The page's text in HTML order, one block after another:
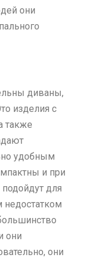
они
диваны,
изделия с
также
удобным
и при
для
они
они